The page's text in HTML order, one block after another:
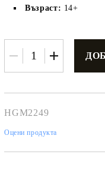
Възраст: 14+
HGM2249
Оцени продукта